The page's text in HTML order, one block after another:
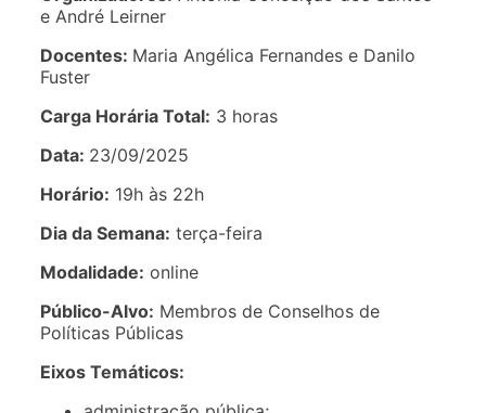
e André Leirner
Docentes: Maria Angélica Fernandes e Danilo
Fuster
Carga Horária Total: 3 horas
Data: 23/09/2025
Horário: 19h às 22h
Dia da Semana: terça-feira
Modalidade: online
Público-Alvo: Membros de Conselhos de
Políticas Públicas
Eixos Temáticos: